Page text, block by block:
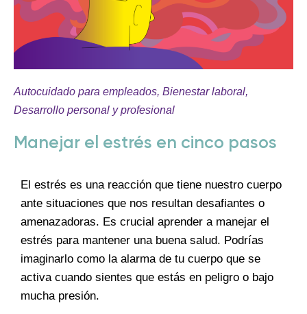
Autocuidado para empleados, Bienestar laboral,
Desarrollo personal y profesional
Manejar el estrés en cinco pasos
El estrés es una reacción que tiene nuestro cuerpo
ante situaciones que nos resultan desafiantes o
amenazadoras. Es crucial aprender a manejar el
estrés para mantener una buena salud. Podrías
imaginarlo como la alarma de tu cuerpo que se
activa cuando sientes que estás en peligro o bajo
mucha presión.